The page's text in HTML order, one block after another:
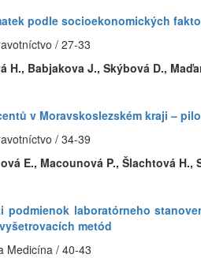
podle socioekonomických
/ 27-33
H., Babjakova J., Skýbová D.,
v Moravskoslezském kraji –
/ 34-39
E., Macounová P., Šlachtová H.,
podmienok laboratórneho
metód
Medicína / 40-43